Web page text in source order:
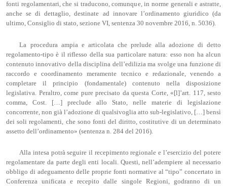
fonti regolamentari, che si traducono, comunque, in norme generali e astratte,
anche se di dettaglio, destinate ad innovare l’ordinamento giuridico (da
ultimo, Consiglio di stato, sezione VI, sentenza 30 novembre 2016, n. 5036).
La procedura ampia e articolata che prelude alla adozione di detto
regolamento-tipo è il riflesso della sua particolare natura: esso non ha alcun
contenuto innovativo della disciplina dell’edilizia ma svolge una funzione di
raccordo e coordinamento meramente tecnico e redazionale, venendo a
completare il principio (fondamentale) contenuto nella disposizione
legislativa. Peraltro, come pure precisato da questa Corte, «[l]’art. 117, sesto
comma, Cost. […] preclude allo Stato, nelle materie di legislazione
concorrente, non già l’adozione di qualsivoglia atto sub-legislativo, […] bensì
dei soli regolamenti, che sono fonti del diritto, costitutive di un determinato
assetto dell’ordinamento» (sentenza n. 284 del 2016).
Alla intesa potrà seguire il recepimento regionale e l’esercizio del potere
regolamentare da parte degli enti locali. Questi, nell’adempiere al necessario
obbligo di adeguamento delle proprie fonti normative al “tipo” concertato in
Conferenza unificata e recepito dalle singole Regioni, godranno di un